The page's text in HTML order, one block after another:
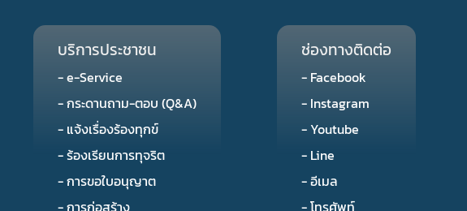
บริการประชาชน
- e-Service
- กระดานถาม-ตอบ (Q&A)
- แจ้งเรื่องร้องทุกข์
- ร้องเรียนการทุจริต
- การขอใบอนุญาต
ช่องทางติดต่อ
- Facebook
- Instagram
- Youtube
- Line
- อีเมล